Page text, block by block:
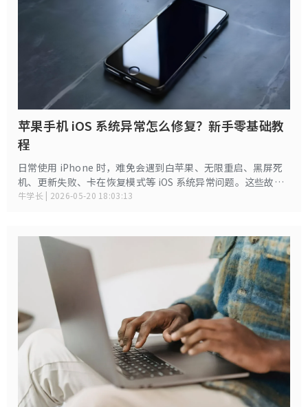
苹果手机 iOS 系统异常怎么修复？新手零基础教
程
日常使用 iPhone 时，难免会遇到白苹果、无限重启、黑屏死
机、更新失败、卡在恢复模式等 iOS 系统异常问题。这些故障
多由系统文件损坏、刷机中断、越狱残留或更新出错导致，新
牛学长 | 2026-05-20 18:03:13